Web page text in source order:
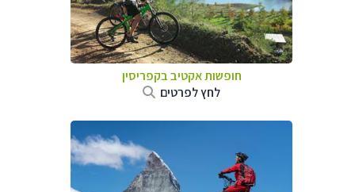
חופשות אקטיב בקפריסין
לחץ לפרטים